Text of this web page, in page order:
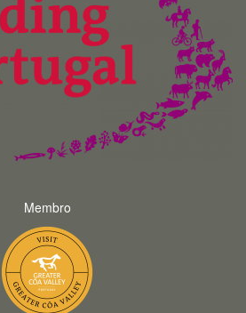
Membro